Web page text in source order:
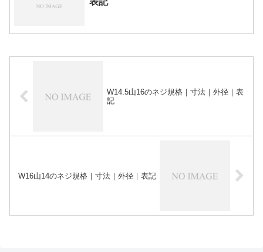
W14.5山16のネジ規格｜寸法｜外径｜表
記
W16山14のネジ規格｜寸法｜外径｜表記